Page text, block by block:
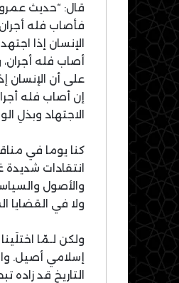
قال: “حديث
فأصاب فله
الإنسان إذا
أصاب فله
على أن الإنسان
إن أصاب فله
الاجتهاد وبذلِ
كنا يوما في
انتقادات شديدة
والأصول
ولا في القضايا
ولكن لـمّا
إسلامي أصيل.
التاريخ قد